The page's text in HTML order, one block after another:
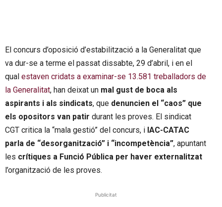
El concurs d’oposició d’estabilització a la Generalitat que
va dur-se a terme el passat dissabte, 29 d’abril, i en el
qual estaven cridats a examinar-se 13.581 treballadors de
la Generalitat, han deixat un mal gust de boca als
aspirants i als sindicats, que denuncien el “caos” que
els opositors van patir durant les proves. El sindicat
CGT critica la “mala gestió” del concurs, i IAC-CATAC
parla de “desorganització” i “incompetència”, apuntant
les crítiques a Funció Pública per haver externalitzat
l’organització de les proves.
Publicitat